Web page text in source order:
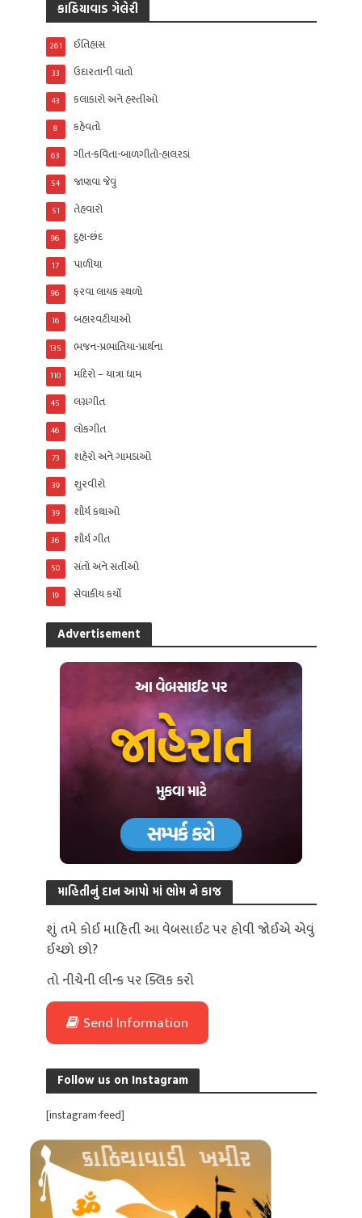
કાઠિયાવાડ ગેલેરી
ઈતિહાસ
261
ઉદારતાની વાતો
33
કલાકારો અને હસ્તીઓ
43
કહેવતો
8
ગીત-કવિતા-બાળગીતો-હાલરડાં
63
જાણવા જેવું
54
તેહવારો
51
દુહા-છંદ
96
પાળીયા
17
ફરવા લાયક સ્થળો
96
બહારવટીયાઓ
16
ભજન-પ્રભાતિયા-પ્રાર્થના
135
મંદિરો – યાત્રા ધામ
110
લગ્નગીત
45
લોકગીત
46
શહેરો અને ગામડાઓ
73
શુરવીરો
39
શૌર્ય કથાઓ
39
શૌર્ય ગીત
36
સંતો અને સતીઓ
50
સેવાકીય કર્યો
19
Advertisement
માહિતીનું દાન આપો માં ભોમ ને કાજ
શું તમે કોઈ માહિતી આ વેબસાઈટ પર હોવી જોઈએ એવું
ઈચ્છો છો?
તો નીચેની લીન્ક પર ક્લિક કરો
Send Information
Follow us on Instagram
[instagram-feed]